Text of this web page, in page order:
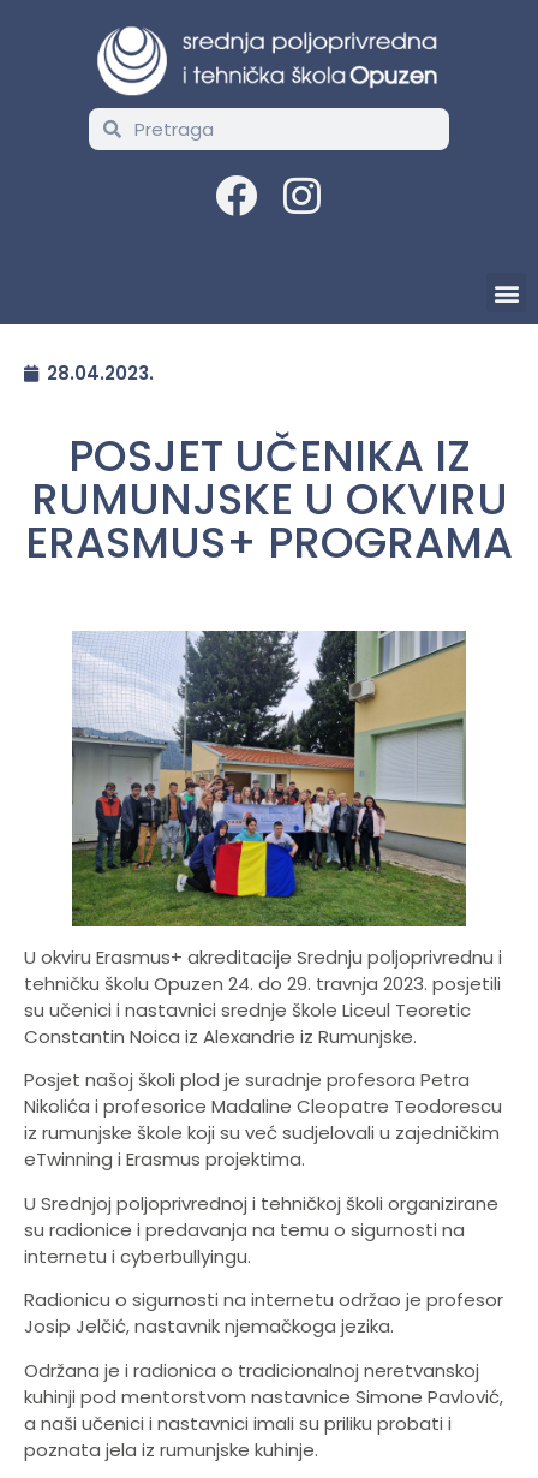
28.04.2023.
POSJET UČENIKA IZ
RUMUNJSKE U OKVIRU
ERASMUS+ PROGRAMA
U okviru Erasmus+ akreditacije Srednju poljoprivrednu i
tehničku školu Opuzen 24. do 29. travnja 2023. posjetili
su učenici i nastavnici srednje škole Liceul Teoretic
Constantin Noica iz Alexandrie iz Rumunjske.
Posjet našoj školi plod je suradnje profesora Petra
Nikolića i profesorice Madaline Cleopatre Teodorescu
iz rumunjske škole koji su već sudjelovali u zajedničkim
eTwinning i Erasmus projektima.
U Srednjoj poljoprivrednoj i tehničkoj školi organizirane
su radionice i predavanja na temu o sigurnosti na
internetu i cyberbullyingu.
Radionicu o sigurnosti na internetu održao je profesor
Josip Jelčić, nastavnik njemačkoga jezika.
Održana je i radionica o tradicionalnoj neretvanskoj
kuhinji pod mentorstvom nastavnice Simone Pavlović,
a naši učenici i nastavnici imali su priliku probati i
poznata jela iz rumunjske kuhinje.